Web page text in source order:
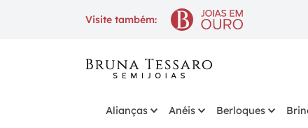
Visite também:
10% OFF na 1ª compra com cupom
Alianças Anéis Berloques